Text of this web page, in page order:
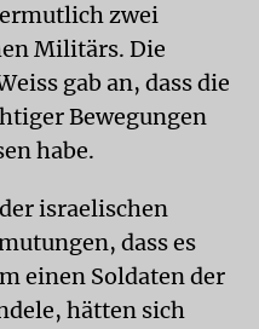
zwei
Militärs. Die
gab an, dass die
Bewegungen
habe.
israelischen
dass es
einen Soldaten der
hätten sich